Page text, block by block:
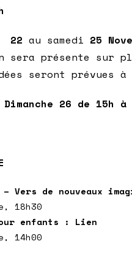
22 au samedi 25
sera présente sur
seront prévues à
26 de 15h à
– Vers de nouveaux
18h30
enfants :
Lien
14h00